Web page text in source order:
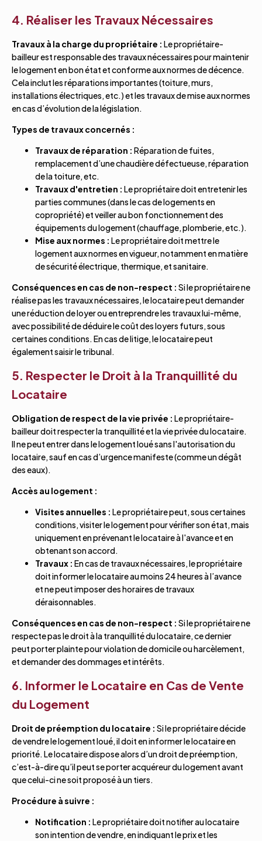
4. Réaliser les Travaux Nécessaires
Travaux à la charge du propriétaire : Le propriétaire-
bailleur est responsable des travaux nécessaires pour maintenir
le logement en bon état et conforme aux normes de décence.
Cela inclut les réparations importantes (toiture, murs,
installations électriques, etc.) et les travaux de mise aux normes
en cas d’évolution de la législation.
Types de travaux concernés :
Travaux de réparation : Réparation de fuites,
remplacement d’une chaudière défectueuse, réparation
de la toiture, etc.
Travaux d'entretien : Le propriétaire doit entretenir les
parties communes (dans le cas de logements en
copropriété) et veiller au bon fonctionnement des
équipements du logement (chauffage, plomberie, etc.).
Mise aux normes : Le propriétaire doit mettre le
logement aux normes en vigueur, notamment en matière
de sécurité électrique, thermique, et sanitaire.
Conséquences en cas de non-respect : Si le propriétaire ne
réalise pas les travaux nécessaires, le locataire peut demander
une réduction de loyer ou entreprendre les travaux lui-même,
avec possibilité de déduire le coût des loyers futurs, sous
certaines conditions. En cas de litige, le locataire peut
également saisir le tribunal.
5. Respecter le Droit à la Tranquillité du
Locataire
Obligation de respect de la vie privée : Le propriétaire-
bailleur doit respecter la tranquillité et la vie privée du locataire.
Il ne peut entrer dans le logement loué sans l'autorisation du
locataire, sauf en cas d’urgence manifeste (comme un dégât
des eaux).
Accès au logement :
Visites annuelles : Le propriétaire peut, sous certaines
conditions, visiter le logement pour vérifier son état, mais
uniquement en prévenant le locataire à l'avance et en
obtenant son accord.
Travaux : En cas de travaux nécessaires, le propriétaire
doit informer le locataire au moins 24 heures à l’avance
et ne peut imposer des horaires de travaux
déraisonnables.
Conséquences en cas de non-respect : Si le propriétaire ne
respecte pas le droit à la tranquillité du locataire, ce dernier
peut porter plainte pour violation de domicile ou harcèlement,
et demander des dommages et intérêts.
6. Informer le Locataire en Cas de Vente
du Logement
Droit de préemption du locataire : Si le propriétaire décide
de vendre le logement loué, il doit en informer le locataire en
priorité. Le locataire dispose alors d’un droit de préemption,
c’est-à-dire qu’il peut se porter acquéreur du logement avant
que celui-ci ne soit proposé à un tiers.
Procédure à suivre :
Notification : Le propriétaire doit notifier au locataire
son intention de vendre, en indiquant le prix et les